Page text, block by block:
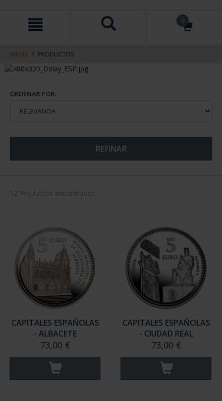
contenido
navegacin
0
INICIO PRODUCTOS
ORDENAR POR:
REFINAR
12 Productos encontrados
CAPITALES ESPAÑOLAS
- ALBACETE
73,00 €
CAPITALES ESPAÑOLAS
- CIUDAD REAL
73,00 €